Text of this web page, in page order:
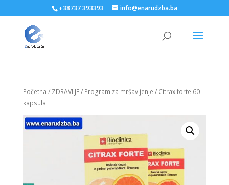
+38737 393393 info@enarudzba.ba
Početna / ZDRAVLJE/ Program za mršavljenje / Citrax forte 60
kapsula